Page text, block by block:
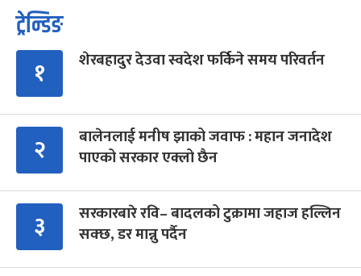
ट्रेन्डिङ
१ शेरबहादुर देउवा स्वदेश फर्किने समय परिवर्तन
२
बालेनलाई मनीष झाको जवाफ : महान जनादेश
पाएको सरकार एक्लो छैन
३
सरकारबारे रवि– बादलको टुक्रामा जहाज हल्लिन
सक्छ, डर मान्नु पर्दैन